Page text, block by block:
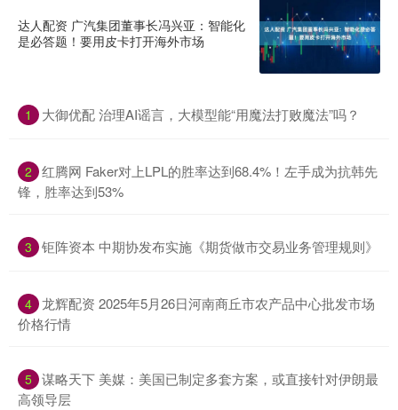
达人配资 广汽集团董事长冯兴亚：智能化
是必答题！要用皮卡打开海外市场
1 大御优配 治理AI谣言，大模型能“用魔法打败魔法”吗？
2 红腾网 Faker对上LPL的胜率达到68.4%！左手成为抗韩先
锋，胜率达到53%
3 钜阵资本 中期协发布实施《期货做市交易业务管理规则》
4 龙辉配资 2025年5月26日河南商丘市农产品中心批发市场
价格行情
5 谋略天下 美媒：美国已制定多套方案，或直接针对伊朗最
高领导层